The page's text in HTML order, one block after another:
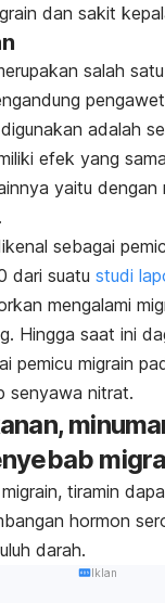
dan sakit
salah
adalah
efek yang
yaitu dengan
sebagai
dari suatu studi
mengalami
Hingga saat ini
pemicu migrain
senyawa nitrat.
tiramin
hormon
darah.
Iklan